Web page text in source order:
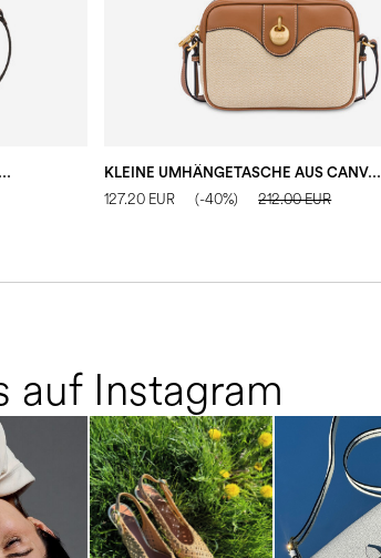
SMALL CROSSBODY FENCE BAG AUS GETROMMELTEM KALBSLEDER KLEINE UMHÄNGETASCHE AUS CANVAS
127.20 EUR (-40%) 212.00 EUR
auf Instagram